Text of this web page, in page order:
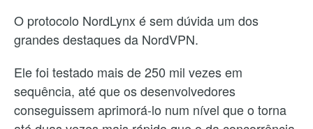
O protocolo NordLynx é sem dúvida um dos
grandes destaques da NordVPN.
Ele foi testado mais de 250 mil vezes em
sequência, até que os desenvolvedores
conseguissem aprimorá-lo num nível que o torna